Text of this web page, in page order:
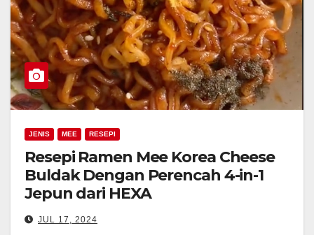
JENIS MEE RESEPI
Resepi Ramen Mee Korea Cheese
Buldak Dengan Perencah 4-in-1
Jepun dari HEXA
JUL 17, 2024